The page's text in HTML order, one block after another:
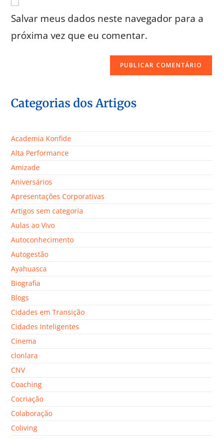
Salvar meus dados neste navegador para a
próxima vez que eu comentar.
Categorias dos Artigos
Academia Konfide
Alta Performance
Amizade
Aniversários
Apresentações Corporativas
Artigos sem categoria
Aulas ao Vivo
Autoconhecimento
Autogestão
Ayahuasca
Biografia
Blogs
Cidades em Transição
Cidades Inteligentes
Cinema
clonlara
CNV
Coaching
Cocriação
Colaboração
Coliving